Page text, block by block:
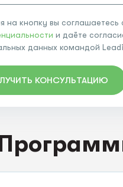
на кнопку вы соглашаетесь
и даёте
данных командой
КОНСУЛЬТАЦИЮ